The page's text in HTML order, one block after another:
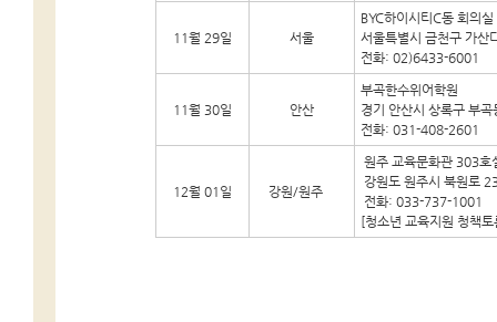
11월 29일 서울
BYC하이시티C동 회의
서울특별시 금천구 가산
전화: 02)6433-6001
11월 30일 안산
부곡한수위어학원
경기 안산시 상록구 부
전화: 031-408-2601
12월 01일 강원/원주
원주 교육문화관 303호
강원도 원주시
전화: 033-737-1001
[청소년 교육지